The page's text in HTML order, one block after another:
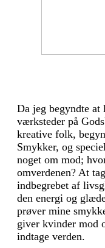
Da jeg begyndte at
værksteder på
kreative folk,
Smykker, og
noget om mod;
omverdenen? At
indbegrebet af
den energi og
prøver mine
giver kvinder mod
indtage verden.